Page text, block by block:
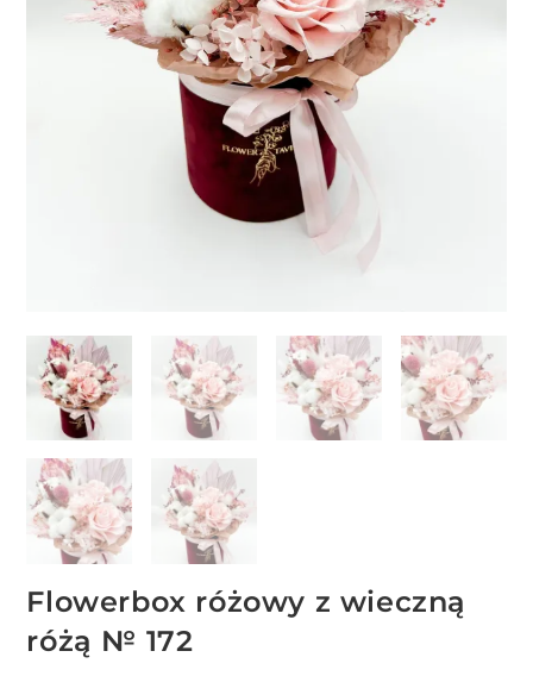
Flowerbox różowy z wieczną
różą № 172